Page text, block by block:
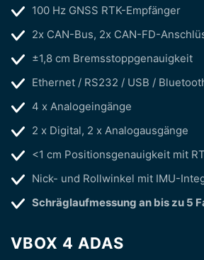
100 Hz GNSS RTK-Empfänger
2x CAN-Bus, 2x CAN-FD-
±1,8 cm Bremsstoppgenauigkeit
Ethernet / RS232 / USB /
4 x Analogeingänge
2 x Digital, 2 x Analogausgänge
<1 cm Positionsgenauigkeit mit
Nick- und Rollwinkel mit IMU-
Schräglaufmessung an bis zu 5
VBOX 4 ADAS